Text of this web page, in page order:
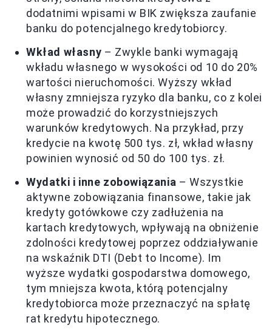
dodatnimi wpisami w BIK zwiększa zaufanie
banku do potencjalnego kredytobiorcy.
Wkład własny – Zwykle banki wymagają
wkładu własnego w wysokości od 10 do 20%
wartości nieruchomości. Wyższy wkład
własny zmniejsza ryzyko dla banku, co z kolei
może prowadzić do korzystniejszych
warunków kredytowych. Na przykład, przy
kredycie na kwotę 500 tys. zł, wkład własny
powinien wynosić od 50 do 100 tys. zł.
Wydatki i inne zobowiązania – Wszystkie
aktywne zobowiązania finansowe, takie jak
kredyty gotówkowe czy zadłużenia na
kartach kredytowych, wpływają na obniżenie
zdolności kredytowej poprzez oddziaływanie
na wskaźnik DTI (Debt to Income). Im
wyższe wydatki gospodarstwa domowego,
tym mniejsza kwota, którą potencjalny
kredytobiorca może przeznaczyć na spłatę
rat kredytu hipotecznego.